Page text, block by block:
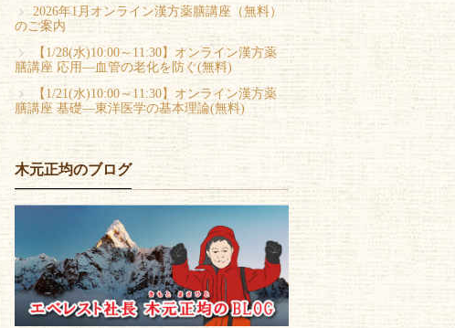
2026年1月オンライン漢方薬膳講座（無料）
のご案内
【1/28(水)10:00～11:30】オンライン漢方薬
膳講座 応用―血管の老化を防ぐ(無料)
【1/21(水)10:00～11:30】オンライン漢方薬
膳講座 基礎―東洋医学の基本理論(無料)
木元正均のブログ